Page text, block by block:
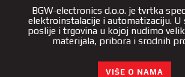
BGW-electronics d.o.o. je tvrtka
elektroinstalacije i automatizaciju.
poslije i trgovina u kojoj nudimo
materijala, pribora i srodnih
VIŠE O NAMA